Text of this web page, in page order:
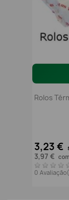
Rolos
3,23 €
3,97 €
0